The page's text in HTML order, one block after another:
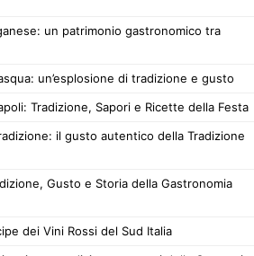
un patrimonio gastronomico tra
un’esplosione di tradizione e gusto
Tradizione, Sapori e Ricette della Festa
il gusto autentico della Tradizione
Gusto e Storia della Gastronomia
dei Vini Rossi del Sud Italia